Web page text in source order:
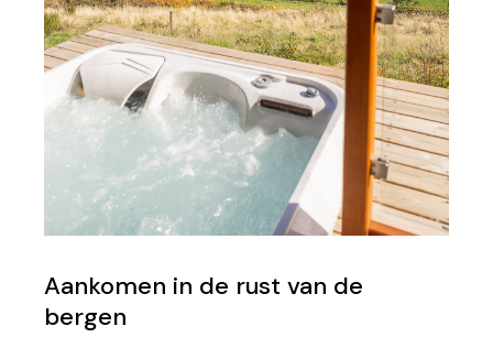
Aankomen in de rust van de
bergen